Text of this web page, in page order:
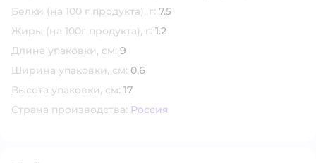
Белки (на 100 г продукта), г: 7.5
Жиры (на 100г продукта), г: 1.2
Длина упаковки, см: 9
Ширина упаковки, см: 0.6
Высота упаковки, см: 17
Страна производства: Россия